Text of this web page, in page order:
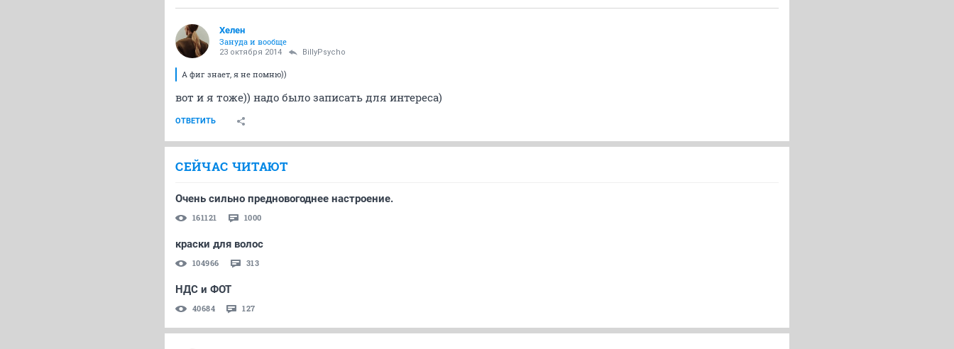
Хелен
Зануда и вообще
23 октября 2014 BillyPsycho
А фиг знает, я не помню))
вот и я тоже)) надо было записать для интереса)
ОТВЕТИТЬ
СЕЙЧАС ЧИТАЮТ
Очень сильно предновогоднее настроение.
161121 1000
краски для волос
104966 313
НДС и ФОТ
40684 127